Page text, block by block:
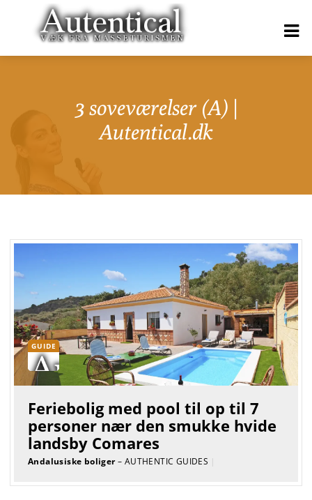
3 soveværelser (A) |
Autentical.dk
GUIDE
Feriebolig med pool til op til 7
personer nær den smukke hvide
landsby Comares
Andalusiske boliger– AUTHENTIC GUIDES |